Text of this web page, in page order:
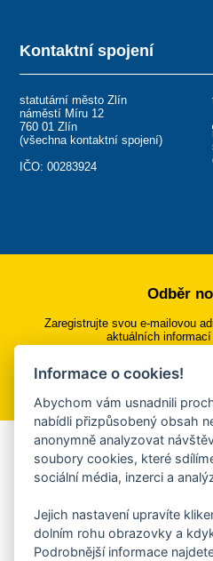
Kontaktní spojení
statutární město Zlín
náměstí Míru 12
760 01 Zlín
(všechna kontaktní spojení)
IČO: 00283924
Odběr
Zaregistrujte svou e-mailovou
aktuálních
Přihlásit se k
Aplikace
Chcete dostávat do svého
ankety, pozvánky na
Více informací
Informace o cookies!
Abychom vám usnadnili
nabídli přizpůsobený obsah
anonymně analyzovat
soubory cookies, které
sociální média, inzerci a
Jejich nastavení upravíte
dolním rohu obrazovky a
Podrobnější informace